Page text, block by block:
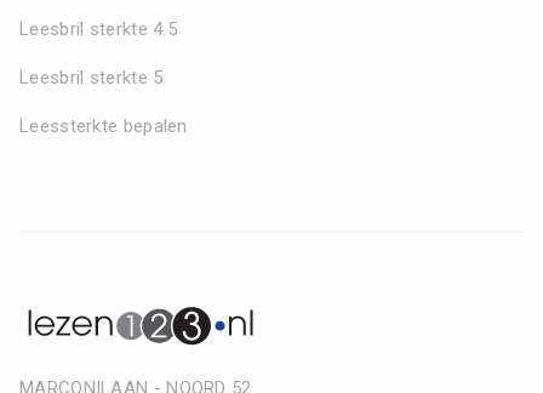
Leesbril sterkte 4.5
Leesbril sterkte 5
Leessterkte bepalen
MARCONILAAN - NOORD 52